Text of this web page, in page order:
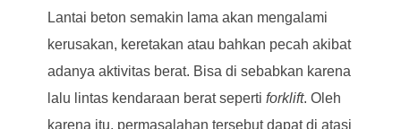
Lantai beton semakin lama akan mengalami
kerusakan, keretakan atau bahkan pecah akibat
adanya aktivitas berat. Bisa di sebabkan karena
lalu lintas kendaraan berat seperti forklift. Oleh
karena itu, permasalahan tersebut dapat di atasi